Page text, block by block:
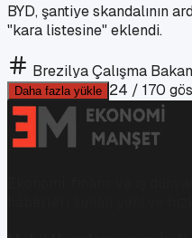
BYD, şantiye skandalının
"kara listesine" eklendi.
Brezilya Çalışma
Daha fazla yükle 24 / 170